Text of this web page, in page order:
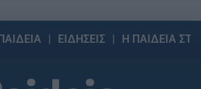
ΕΙΔΗΣΕΙΣ Η ΠΑΙΔΕΙΑ